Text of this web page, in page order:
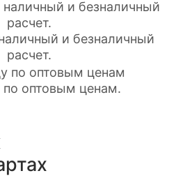
и безналичный
расчет.
по оптовым ценам.